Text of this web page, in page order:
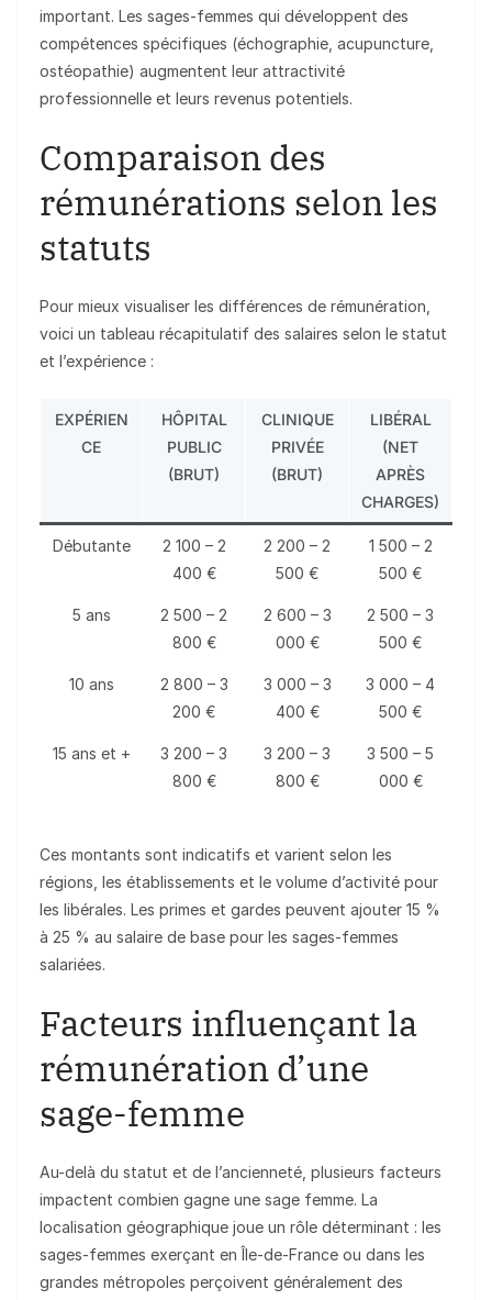
important. Les sages-femmes qui développent des
compétences spécifiques (échographie, acupuncture,
ostéopathie) augmentent leur attractivité
professionnelle et leurs revenus potentiels.
Comparaison des
rémunérations selon les
statuts
Pour mieux visualiser les différences de rémunération,
voici un tableau récapitulatif des salaires selon le statut
et l’expérience :
EXPÉRIEN
CE
HÔPITAL
PUBLIC
(BRUT)
CLINIQUE
PRIVÉE
(BRUT)
LIBÉRAL
(NET
APRÈS
CHARGES)
Débutante
2 100 – 2
400 €
2 200 – 2
500 €
1 500 – 2
500 €
5 ans
2 500 – 2
800 €
2 600 – 3
000 €
2 500 – 3
500 €
10 ans
2 800 – 3
200 €
3 000 – 3
400 €
3 000 – 4
500 €
15 ans et +
3 200 – 3
800 €
3 200 – 3
800 €
3 500 – 5
000 €
Ces montants sont indicatifs et varient selon les
régions, les établissements et le volume d’activité pour
les libérales. Les primes et gardes peuvent ajouter 15 %
à 25 % au salaire de base pour les sages-femmes
salariées.
Facteurs influençant la
rémunération d’une
sage-femme
Au-delà du statut et de l’ancienneté, plusieurs facteurs
impactent combien gagne une sage femme. La
localisation géographique joue un rôle déterminant : les
sages-femmes exerçant en Île-de-France ou dans les
grandes métropoles perçoivent généralement des